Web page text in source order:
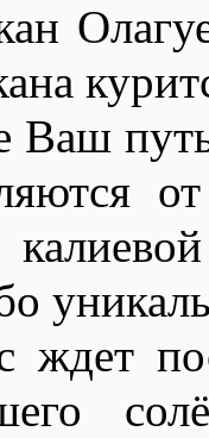
Ваш
ждет